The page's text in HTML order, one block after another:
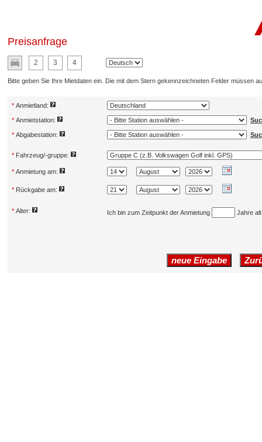
Preisanfrage
2 3 4
Bitte geben Sie Ihre Mietdaten ein. Die mit dem Stern gekennzeichneten Felder müssen
* Anmietland:
* Anmietstation:
* Abgabestation:
* Fahrzeug/-gruppe:
* Anmietung am:
* Rückgabe am:
* Alter: Ich bin zum Zeitpunkt der Anmietung Jahre